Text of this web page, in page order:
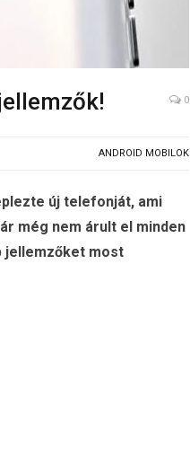
0
ANDROID MOBILOK
új telefonját, ami
még nem árult el minden
jellemzőket most